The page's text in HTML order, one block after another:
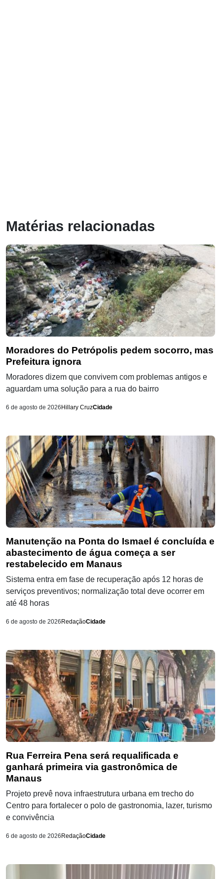
Matérias relacionadas
Moradores do Petrópolis pedem socorro, mas
Prefeitura ignora
Moradores dizem que convivem com problemas antigos e
aguardam uma solução para a rua do bairro
6 de agosto de 2026Hillary CruzCidade
Manutenção na Ponta do Ismael é concluída e
abastecimento de água começa a ser
restabelecido em Manaus
Sistema entra em fase de recuperação após 12 horas de
serviços preventivos; normalização total deve ocorrer em
até 48 horas
6 de agosto de 2026RedaçãoCidade
Rua Ferreira Pena será requalificada e
ganhará primeira via gastronômica de
Manaus
Projeto prevê nova infraestrutura urbana em trecho do
Centro para fortalecer o polo de gastronomia, lazer, turismo
e convivência
6 de agosto de 2026RedaçãoCidade